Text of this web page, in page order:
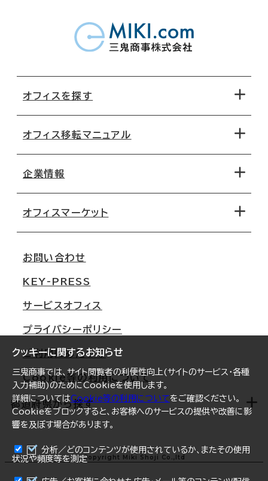
まとめて資料請求
クッキーに関するお知らせ
三鬼商事では、サイト閲覧者の利便性向上(サイトのサービス・各種
入力補助)のためにCookieを使用します。
詳細についてはCookie等の利用についてをご確認ください。
Cookieをブロックすると、お客様へのサービスの提供や改善に影
響を及ぼす場合があります。
分析／どのコンテンツが使用されているか、またその使用
状況や頻度等を測定
オフィスを探す
地図から探す
路線・駅から探す
オフィス移転マニュアル
移転コストシミュレーション
移転スケジュール
オフィス移転Q&A
企業情報
オフィスマーケット
大阪
名古屋
札幌
仙台
横浜
福岡
オフィスリポート
ログイン
お問い合わせ
KEY-PRESS
サービスオフィス
プライバシーポリシー
ご利用にあたって
Cookie等の利用について
都道府県から探す
北海道
青森県
Copyright Miki Shoji Co.,ltd